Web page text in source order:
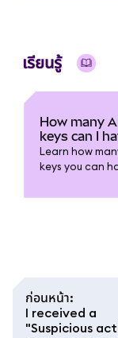
เรียนรู้
How many
keys can I
Learn how
keys you can
Developer
ก่อนหน้า:
I received a
"Suspicious